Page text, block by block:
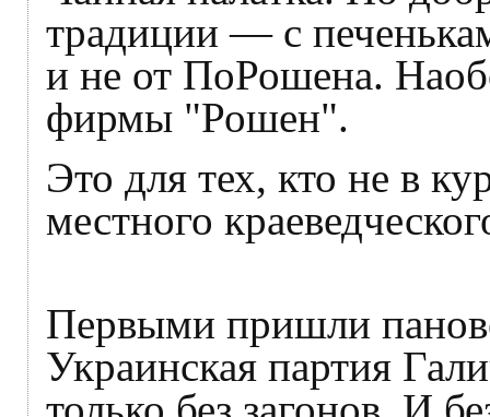
традиции — с
и не от ПоРошена.
фирмы "Рошен".
Это для тех, кто не в
местного
Первыми пришли
Украинская партия